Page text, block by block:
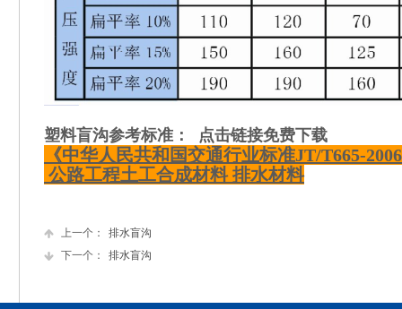
塑料盲沟参考标准： 点击链接免费下载
《中华人民共和国交通行业标准JT/T665-
公路工程土工合成材料 排水材料
上一个：
排水盲沟
下一个：
排水盲沟